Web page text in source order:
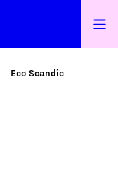
Eco Scandic